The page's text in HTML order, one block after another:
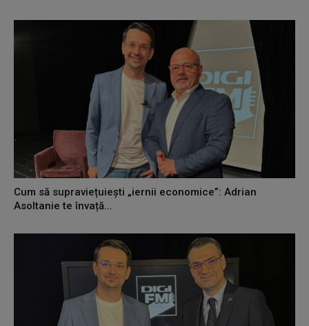
Cum să supraviețuiești „iernii economice”: Adrian
Asoltanie te învață...